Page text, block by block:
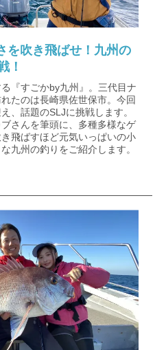
を吹き飛ばせ！九州の
！
『すごかby九州』。三代目ナ
たのは長崎県佐世保市。今回
、話題のSLJに挑戦します。
さんを筆頭に、多種多様なゲ
飛ばすほど元気いっぱいの小
九州の釣りをご紹介します。